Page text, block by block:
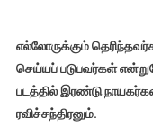
எல்லோருக்கும்
செய்யப் படுபவர்கள்
படத்தில் இரண்டு
ரவிச்சந்திரனும்.